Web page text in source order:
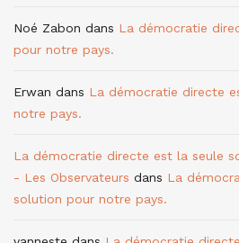
Noé Zabon dans La démocratie
pour notre pays.
Erwan dans La démocratie directe
notre pays.
La démocratie directe est la seule
- Les Observateurs dans La
solution pour notre pays.